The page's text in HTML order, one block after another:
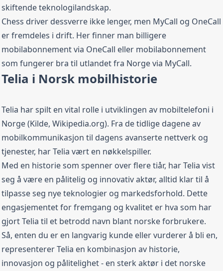
skiftende teknologilandskap.
Chess driver dessverre ikke lenger, men MyCall og OneCall
er fremdeles i drift. Her finner man billigere
mobilabonnement via OneCall eller mobilabonnement
som fungerer bra til utlandet fra Norge via MyCall.
Telia i Norsk mobilhistorie
Telia har spilt en vital rolle i utviklingen av mobiltelefoni i
Norge (Kilde, Wikipedia.org). Fra de tidlige dagene av
mobilkommunikasjon til dagens avanserte nettverk og
tjenester, har Telia vært en nøkkelspiller.
Med en historie som spenner over flere tiår, har Telia vist
seg å være en pålitelig og innovativ aktør, alltid klar til å
tilpasse seg nye teknologier og markedsforhold. Dette
engasjementet for fremgang og kvalitet er hva som har
gjort Telia til et betrodd navn blant norske forbrukere.
Så, enten du er en langvarig kunde eller vurderer å bli en,
representerer Telia en kombinasjon av historie,
innovasjon og pålitelighet - en sterk aktør i det norske